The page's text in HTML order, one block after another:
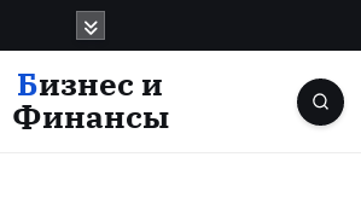
Бизнес и
Финансы